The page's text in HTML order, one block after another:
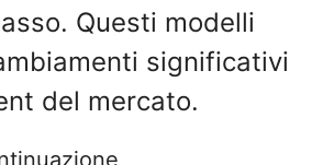
Questi modelli
significativi
del mercato.